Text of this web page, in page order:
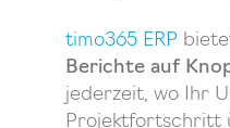
timo365 ERP
Berichte auf
jederzeit, wo Ihr
Projektfortschritt